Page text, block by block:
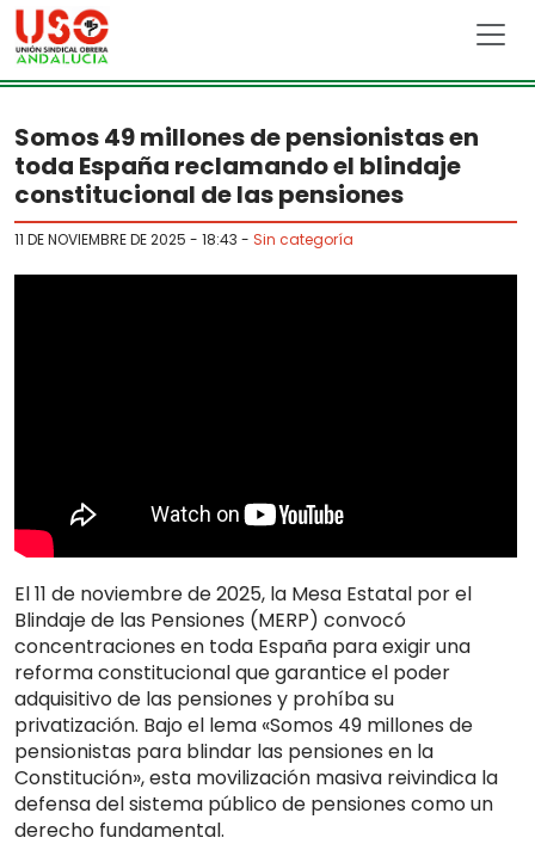
Skip to main content
Somos 49 millones de pensionistas en
toda España reclamando el blindaje
constitucional de las pensiones
11 DE NOVIEMBRE DE 2025 - 18:43 - Sin categoría
El 11 de noviembre de 2025, la Mesa Estatal por el
Blindaje de las Pensiones (MERP) convocó
concentraciones en toda España para exigir una
reforma constitucional que garantice el poder
adquisitivo de las pensiones y prohíba su
privatización. Bajo el lema «Somos 49 millones de
pensionistas para blindar las pensiones en la
Constitución», esta movilización masiva reivindica la
defensa del sistema público de pensiones como un
derecho fundamental.